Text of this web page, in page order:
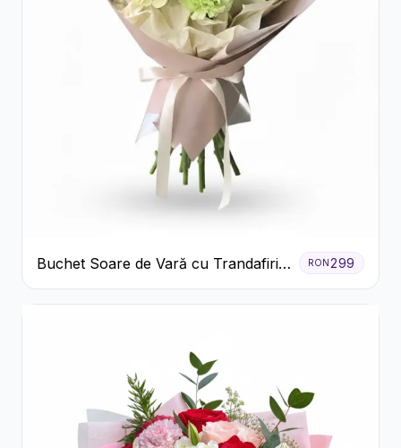
Buchet Soare de Vară cu Trandafiri
Galbeni și Crizanteme Albe
RON 299